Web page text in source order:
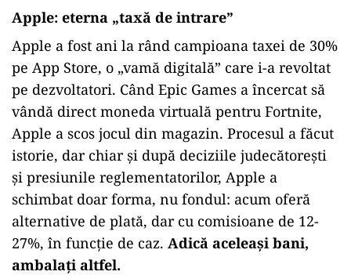
Apple: eterna „taxă de intrare”
Apple a fost ani la rând campioana taxei de 30%
pe App Store, o „vamă digitală” care i-a revoltat
pe dezvoltatori. Când Epic Games a încercat să
vândă direct moneda virtuală pentru Fortnite,
Apple a scos jocul din magazin. Procesul a făcut
istorie, dar chiar și după deciziile judecătorești
și presiunile reglementatorilor, Apple a
schimbat doar forma, nu fondul: acum oferă
alternative de plată, dar cu comisioane de 12-
27%, în funcție de caz. Adică aceleași bani,
ambalați altfel.